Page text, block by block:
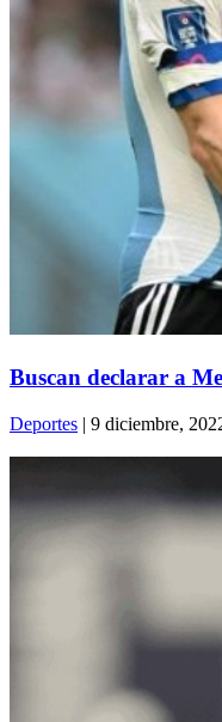
Buscan declarar a
Deportes | 9 diciembre,